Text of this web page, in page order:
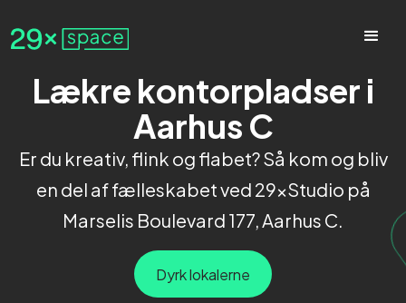
Lækre kontorpladser i
Aarhus C
Er du kreativ, flink og flabet? Så kom og bliv
en del af fælleskabet ved 29xStudio på
Marselis Boulevard 177, Aarhus C.
Dyrk lokalerne